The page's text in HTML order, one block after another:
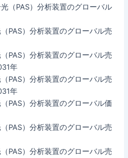
（PAS）分析装置のグローバル
PAS）分析装置のグローバル売
PAS）分析装置のグローバル売
年
PAS）分析装置のグローバル売
年
PAS）分析装置のグローバル価
PAS）分析装置のグローバル売
PAS）分析装置のグローバル売